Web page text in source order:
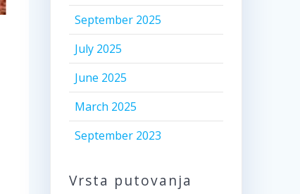
September 2025
July 2025
June 2025
March 2025
September 2023
Vrsta putovanja